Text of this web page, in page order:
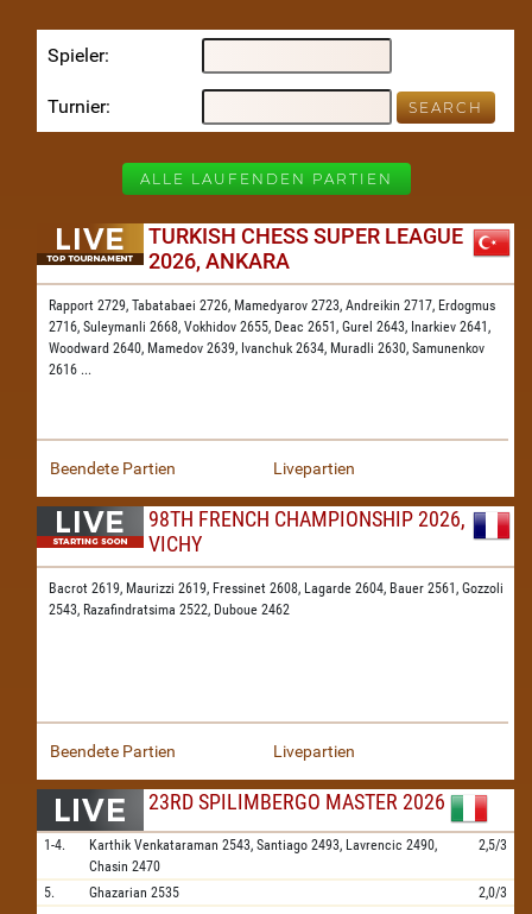
Spieler
Turnier
ALLE LAUFENDEN PARTIEN
TURKISH CHESS SUPER LEAGUE
2026, ANKARA
Rapport 2729, Tabatabaei 2726, Mamedyarov 2723, Andreikin 2717, Erdogmus
2716, Suleymanli 2668, Vokhidov 2655, Deac 2651, Gurel 2643, Inarkiev 2641,
Woodward 2640, Mamedov 2639, Ivanchuk 2634, Muradli 2630, Samunenkov
2616 ...
Beendete Partien Livepartien
98TH FRENCH CHAMPIONSHIP 2026,
VICHY
Bacrot 2619, Maurizzi 2619, Fressinet 2608, Lagarde 2604, Bauer 2561, Gozzoli
2543, Razafindratsima 2522, Duboue 2462
Beendete Partien Livepartien
23RD SPILIMBERGO MASTER 2026
1-4. Karthik Venkataraman 2543, Santiago 2493, Lavrencic 2490,
Chasin 2470
2,5/3
5. Ghazarian 2535 2,0/3